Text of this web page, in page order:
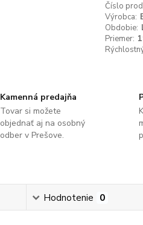
Číslo
Výrobca:
Obdobie:
Priemer:
Kamenná predajňa
Tovar si možete
objednať aj na osobný
odber v Prešove.
Hodnotenie 0